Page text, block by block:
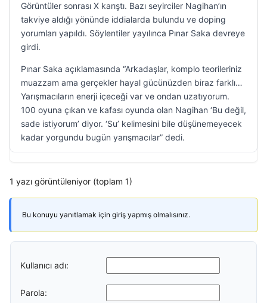
Görüntüler sonrası X karıştı. Bazı seyirciler Nagihan’ın
takviye aldığı yönünde iddialarda bulundu ve doping
yorumları yapıldı. Söylentiler yayılınca Pınar Saka devreye
girdi.
Pınar Saka açıklamasında “Arkadaşlar, komplo teorileriniz
muazzam ama gerçekler hayal gücünüzden biraz farklı…
Yarışmacıların enerji içeceği var ve ondan uzatıyorum.
100 oyuna çıkan ve kafası oyunda olan Nagihan ‘Bu değil,
sade istiyorum’ diyor. ‘Su’ kelimesini bile düşünemeyecek
kadar yorgundu bugün yarışmacılar” dedi.
1 yazı görüntüleniyor (toplam 1)
Bu konuyu yanıtlamak için giriş yapmış olmalısınız.
Kullanıcı adı:
Parola: